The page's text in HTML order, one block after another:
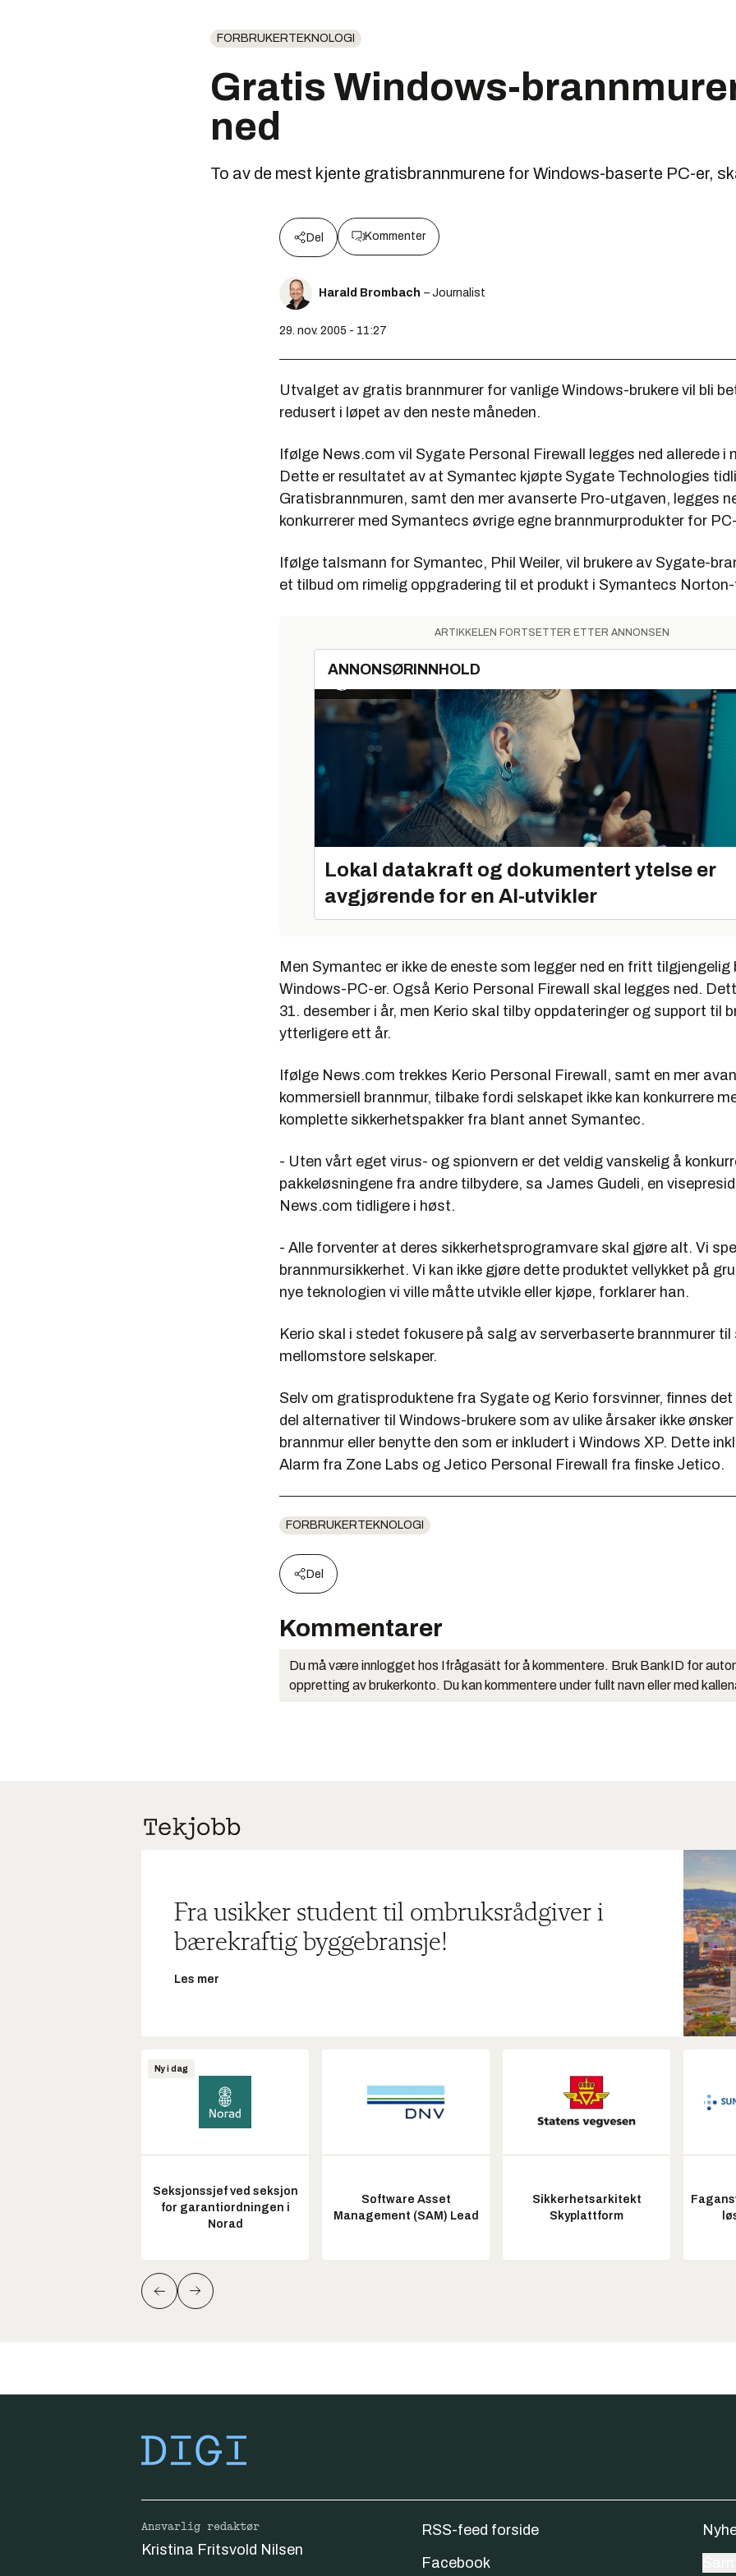
FORBRUKERTEKNOLOGI
Gratis Windows-
ned
To av de mest kjente gratisbrannmurene for Windows-baserte PC-er,
Del Kommenter
Harald Brombach – Journalist
29. nov. 2005 - 11:27
Utvalget av gratis brannmurer for vanlige Windows-brukere vil bli
redusert i løpet av den neste måneden.
Ifølge News.com vil Sygate Personal Firewall legges ned allerede i
Dette er resultatet av at Symantec kjøpte Sygate Technologies
Gratisbrannmuren, samt den mer avanserte Pro-utgaven, legges
konkurrerer med Symantecs øvrige egne brannmurprodukter for
Ifølge talsmann for Symantec, Phil Weiler, vil brukere av Sygate-
et tilbud om rimelig oppgradering til et produkt i Symantecs
ARTIKKELEN FORTSETTER ETTER ANNONSEN
ANNONSØRINNHOLD
Lokal datakraft og dokumentert ytelse er
avgjørende for en AI-utvikler
Men Symantec er ikke de eneste som legger ned en fritt tilgjengelig
Windows-PC-er. Også Kerio Personal Firewall skal legges ned.
31. desember i år, men Kerio skal tilby oppdateringer og support til
ytterligere ett år.
Ifølge News.com trekkes Kerio Personal Firewall, samt en mer
kommersiell brannmur, tilbake fordi selskapet ikke kan konkurrere
komplette sikkerhetspakker fra blant annet Symantec.
- Uten vårt eget virus- og spionvern er det veldig vanskelig å
pakkeløsningene fra andre tilbydere, sa James Gudeli, en
News.com tidligere i høst.
- Alle forventer at deres sikkerhetsprogramvare skal gjøre alt. Vi
brannmursikkerhet. Vi kan ikke gjøre dette produktet vellykket på
nye teknologien vi ville måtte utvikle eller kjøpe, forklarer han.
Kerio skal i stedet fokusere på salg av serverbaserte brannmurer til
mellomstore selskaper.
Selv om gratisproduktene fra Sygate og Kerio forsvinner, finnes
del alternativer til Windows-brukere som av ulike årsaker ikke ønsker
brannmur eller benytte den som er inkludert i Windows XP. Dette
Alarm fra Zone Labs og Jetico Personal Firewall fra finske Jetico.
FORBRUKERTEKNOLOGI
Del
Kommentarer
Du må være innlogget hos Ifrågasätt for å kommentere. Bruk BankID for
oppretting av brukerkonto. Du kan kommentere under fullt navn eller med
Fra usikker student til ombruksrådgiver i
bærekraftig byggebransje!
Les mer
Ny i dag
Seksjonssjef ved seksjon
for garantiordningen i
Norad
Software Asset
Management (SAM) Lead
Sikkerhetsarkitekt
Skyplattform
Ansvarlig redaktør
Kristina Fritsvold Nilsen
RSS-feed forside
Facebook